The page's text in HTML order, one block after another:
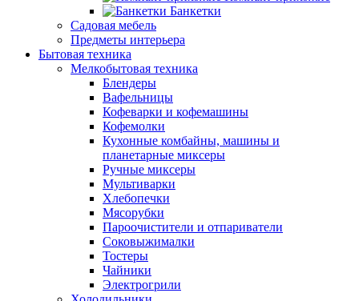
Банкетки
Садовая мебель
Предметы интерьера
Бытовая техника
Мелкобытовая техника
Блендеры
Вафельницы
Кофеварки и кофемашины
Кофемолки
Кухонные комбайны, машины и
планетарные миксеры
Ручные миксеры
Мультиварки
Хлебопечки
Мясорубки
Пароочистители и отпариватели
Соковыжималки
Тостеры
Чайники
Электрогрили